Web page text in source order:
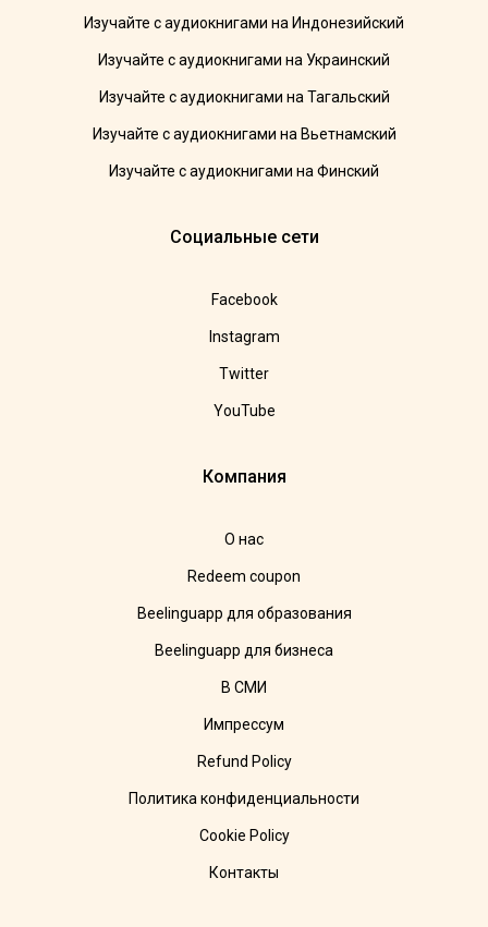
Изучайте с аудиокнигами на Индонезийский
Изучайте с аудиокнигами на Украинский
Изучайте с аудиокнигами на Тагальский
Изучайте с аудиокнигами на Вьетнамский
Изучайте с аудиокнигами на Финский
Социальные сети
Facebook
Instagram
Twitter
YouTube
Компания
О нас
Redeem coupon
Beelinguapp для образования
Beelinguapp для бизнеса
В СМИ
Импрессум
Refund Policy
Политика конфиденциальности
Cookie Policy
Контакты